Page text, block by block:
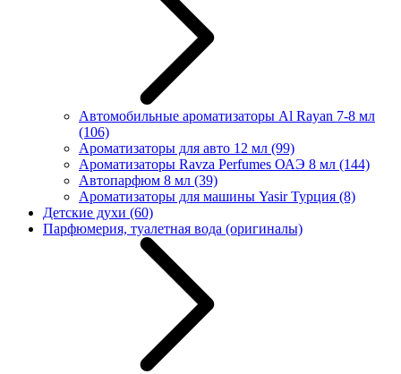
Автомобильные ароматизаторы Al Rayan 7-8 мл
(106)
Ароматизаторы для авто 12 мл (99)
Ароматизаторы Ravza Perfumes ОАЭ 8 мл (144)
Автопарфюм 8 мл (39)
Ароматизаторы для машины Yasir Турция (8)
Детские духи (60)
Парфюмерия, туалетная вода (оригиналы)